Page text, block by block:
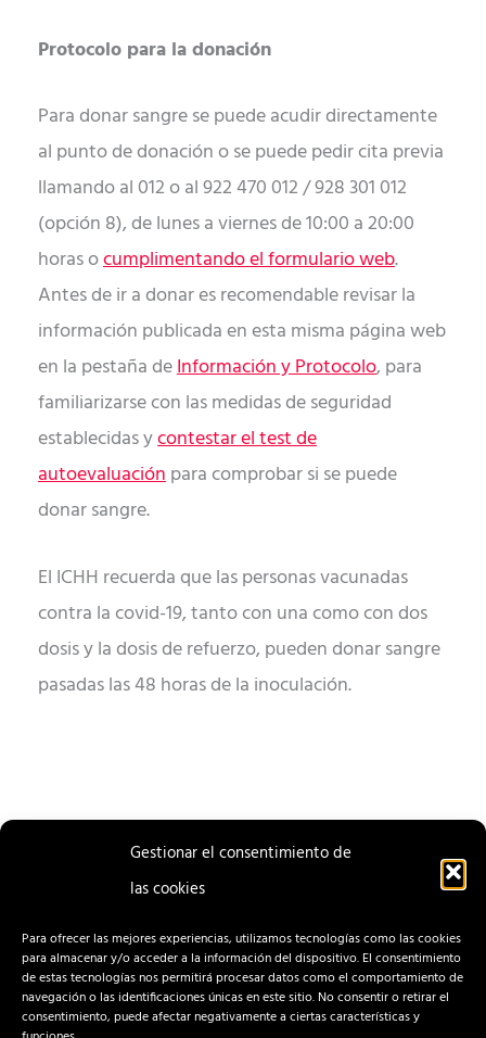
Gestionar el consentimiento de
las cookies
Para ofrecer las mejores experiencias, utilizamos tecnologías como las cookies
para almacenar y/o acceder a la información del dispositivo. El consentimiento
de estas tecnologías nos permitirá procesar datos como el comportamiento de
navegación o las identificaciones únicas en este sitio. No consentir o retirar el
consentimiento, puede afectar negativamente a ciertas características y
Protocolo para la donación
Para donar sangre se puede acudir directamente
al punto de donación o se puede pedir cita previa
llamando al 012 o al 922 470 012 / 928 301 012
(opción 8), de lunes a viernes de 10:00 a 20:00
horas ocumplimentando el formulario web.
Antes de ir a donar es recomendable revisar la
información publicada en esta misma página web
en la pestaña deInformación y Protocolo, para
familiarizarse con las medidas de seguridad
establecidas ycontestar el test de
autoevaluaciónpara comprobar si se puede
donar sangre.
El ICHH recuerda que las personas vacunadas
contra la covid-19, tanto con una como con dos
dosis y la dosis de refuerzo, pueden donar sangre
pasadas las 48 horas de la inoculación.
ENTRADA